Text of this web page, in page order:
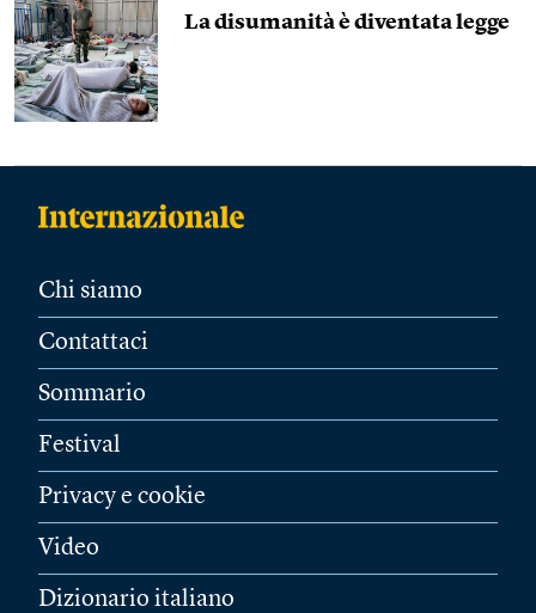
La disumanità è diventata legge
Chi siamo
Contattaci
Sommario
Festival
Privacy e cookie
Video
Dizionario italiano